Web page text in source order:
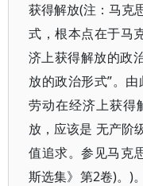
获得解放(注：马克
式，根本点在于马
济上获得解放的政
放的政治形式”。
劳动在经济上获得
放，应该是 无产阶
值追求。参见马克
斯选集》第2卷)。)